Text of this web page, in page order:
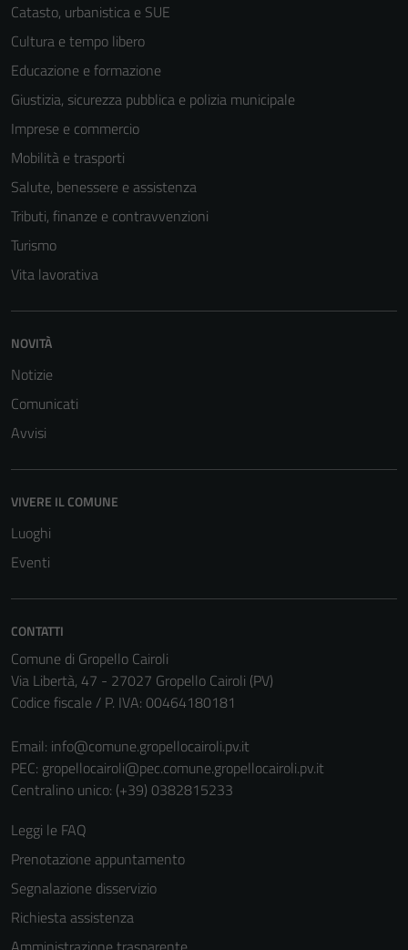
Catasto, urbanistica e SUE
Cultura e tempo libero
Educazione e formazione
Giustizia, sicurezza pubblica e polizia municipale
Imprese e commercio
Mobilità e trasporti
Salute, benessere e assistenza
Tributi, finanze e contravvenzioni
Turismo
Vita lavorativa
NOVITÀ
Notizie
Comunicati
Avvisi
VIVERE IL COMUNE
Luoghi
Eventi
CONTATTI
Comune di Gropello Cairoli
Via Libertà, 47 - 27027 Gropello Cairoli (PV)
Codice fiscale / P. IVA: 00464180181
Email: info@comune.gropellocairoli.pv.it
PEC: gropellocairoli@pec.comune.gropellocairoli.pv.it
Centralino unico: (+39) 0382815233
Leggi le FAQ
Prenotazione appuntamento
Segnalazione disservizio
Richiesta assistenza